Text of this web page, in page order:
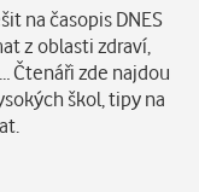
na časopis DNES
z oblasti zdraví,
Čtenáři zde najdou
škol, tipy na